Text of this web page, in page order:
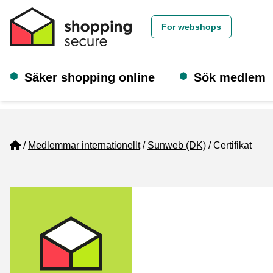
For webshops
Säker shopping online Sök medlem
Home
Medlemmar internationellt Sunweb (DK) Certifikat